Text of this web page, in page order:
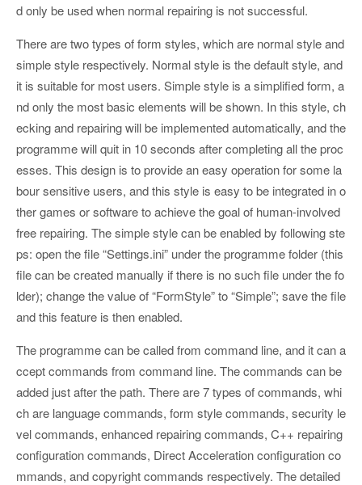
d only be used when normal repairing is not successful.
There are two types of form styles, which are normal style and
simple style respectively. Normal style is the default style, and
it is suitable for most users. Simple style is a simplified form, a
nd only the most basic elements will be shown. In this style, ch
ecking and repairing will be implemented automatically, and the
programme will quit in 10 seconds after completing all the proc
esses. This design is to provide an easy operation for some la
bour sensitive users, and this style is easy to be integrated in o
ther games or software to achieve the goal of human-involved
free repairing. The simple style can be enabled by following ste
ps: open the file “Settings.ini” under the programme folder (this
file can be created manually if there is no such file under the fo
lder); change the value of “FormStyle” to “Simple”; save the file
and this feature is then enabled.
The programme can be called from command line, and it can a
ccept commands from command line. The commands can be
added just after the path. There are 7 types of commands, whi
ch are language commands, form style commands, security le
vel commands, enhanced repairing commands, C++ repairing
configuration commands, Direct Acceleration configuration co
mmands, and copyright commands respectively. The detailed